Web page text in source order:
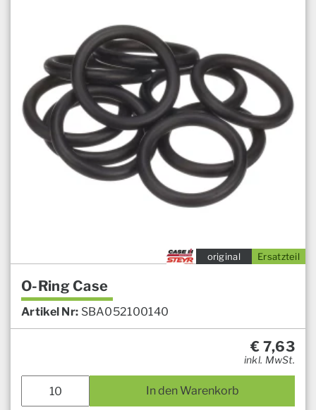
Ersatzteil
original
O-Ring Case
Artikel Nr: SBA052100140
€ 7,63
inkl. MwSt.
In den Warenkorb